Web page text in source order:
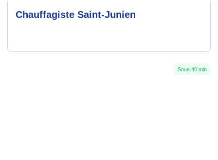
Chauffagiste Saint-Junien
Sous 40 min